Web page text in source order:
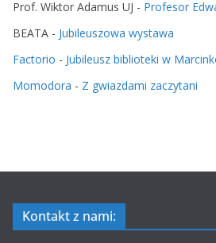
Prof. Wiktor Adamus UJ - Profesor
BEATA - Jubileuszowa wystawa
Factorio - Jubileusz biblioteki w
Momodora - Z gwiazdami zaczytani
Kontakt z nami: